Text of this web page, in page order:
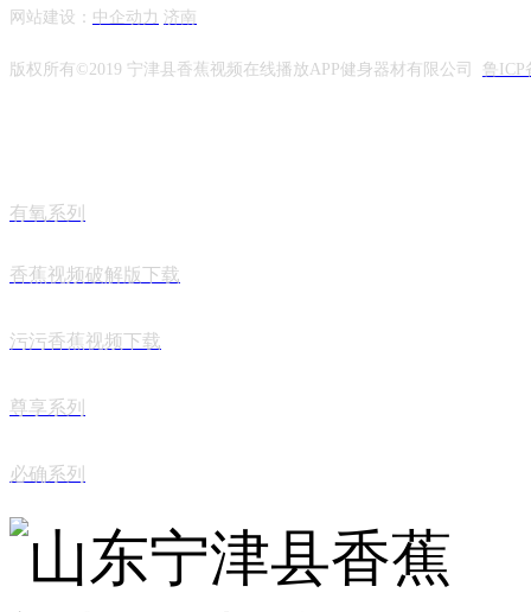
网站建设： 中企动力 济南
版权所有©2019 宁津县香蕉视频在线播放APP健身器材有限公司 鲁ICP
有氧系列
香蕉视频破解版下载
污污香蕉视频下载
尊享系列
必确系列